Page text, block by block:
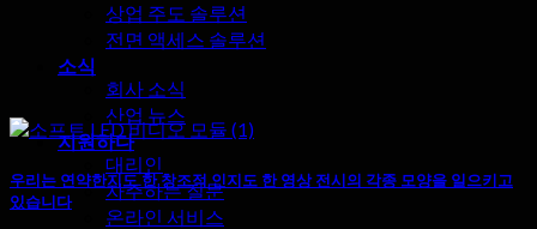
상업 주도 솔루션
전면 액세스 솔루션
소식
회사 소식
산업 뉴스
지원하다
대리인
자주하는 질문
온라인 서비스
우리는 연약한지도 한 창조적 인지도 한 영상 전시의 각종 모양을 일으키고
있습니다